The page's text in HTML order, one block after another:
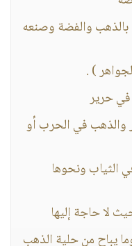
والفضة وصنعه
) .
حرير
والذهب في الحرب أو
الثياب ونحوها
لا حاجة إليها
يباح من حلية الذهب